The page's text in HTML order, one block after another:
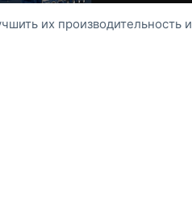
их производительность и